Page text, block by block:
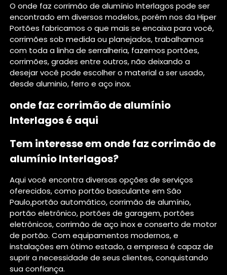
O onde faz corrimão de alumínio Interlagos pode ser
encontrado em diversos modelos, porém nos da Hiper
Portões fabricamos o que mais se encaixa para você,
corrimões sob medida ou planejados, trabalhamos
com toda a linha de serralheria, fazemos portões,
corrimões, grades entre outros, não deixando a
desejar você pode escolher o material a ser usado,
desde aluminio, ferro e aço inox.
onde faz corrimão de alumínio
Interlagos é aqui
Tem interesse em onde faz corrimão de
alumínio Interlagos?
Aqui você encontra diversas opções de serviços
oferecidos, como portão basculante em São
Paulo,portão automático, corrimão de alumínio,
portão eletrônico, portões de garagem, portões
eletrônicos, corrimão de aço inox e conserto de motor
de portão. Com equipamentos modernos, e
instalações em ótimo estado, a empresa é capaz de
suprir a necessidade de seus clientes, conquistando
sua confiança.